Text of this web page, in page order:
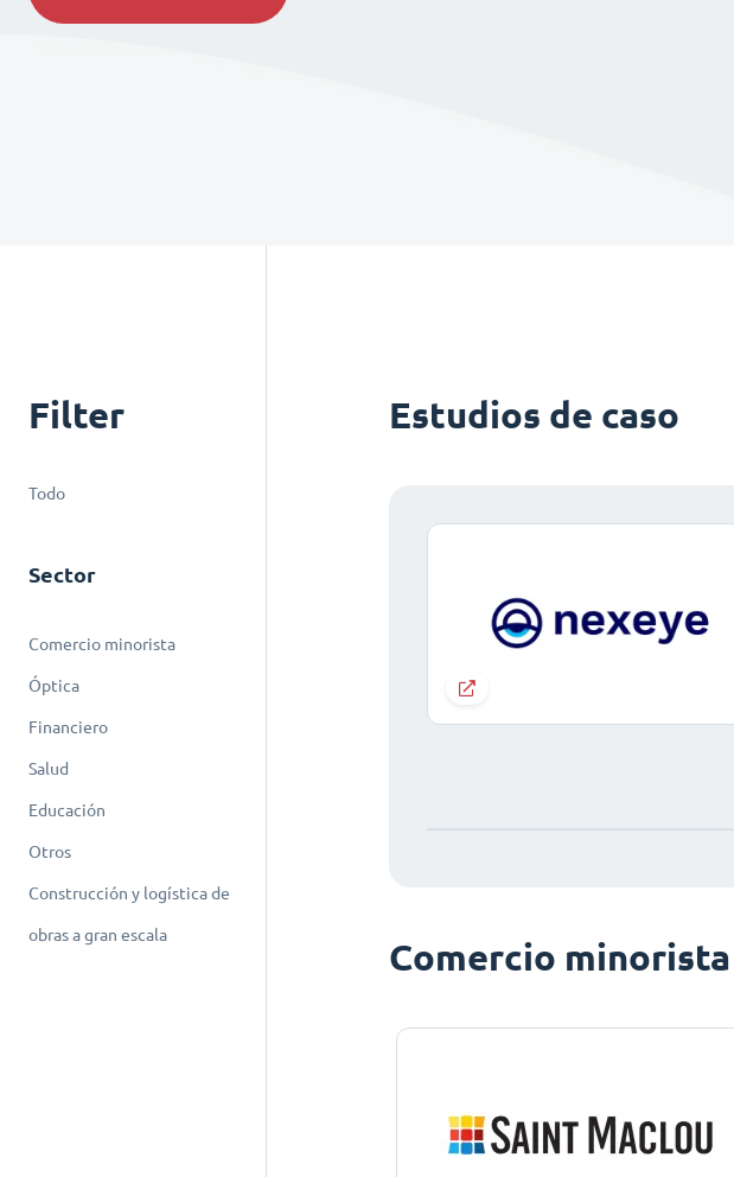
Filter
Todo
Sector
Comercio minorista
Óptica
Financiero
Salud
Educación
Otros
Construcción y logística de
obras a gran escala
Estudios de caso
Comercio minorista